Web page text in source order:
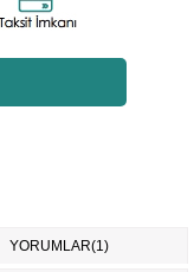
YORUMLAR(1)